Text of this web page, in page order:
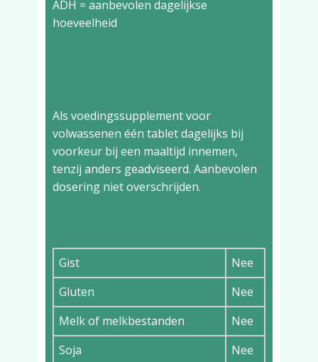
ADH = aanbevolen dagelijkse
hoeveelheid
Als voedingssupplement voor
volwassenen één tablet dagelijks bij
voorkeur bij een maaltijd innemen,
tenzij anders geadviseerd. Aanbevolen
dosering niet overschrijden.
Gist
Nee
Gluten
Nee
Melk of melkbestanden
Nee
Soja
Nee